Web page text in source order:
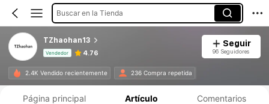
Buscar en la Tienda
TZhaohan13
Vendedor 4.76
Seguir
96 Seguidores
2.4K Vendido recientemente 236 Compra repetida
Página principal Artículo Comentarios